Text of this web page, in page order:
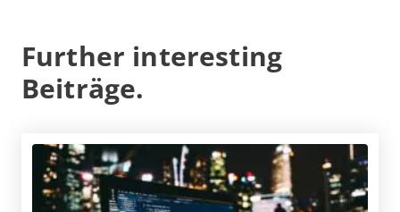
Further interesting
Beiträge.